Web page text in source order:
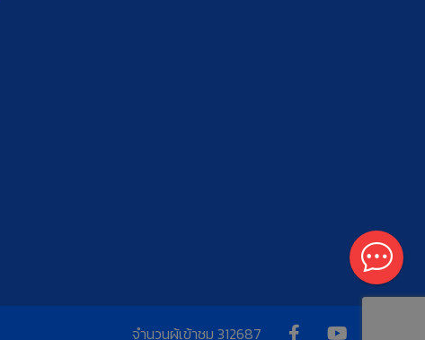
จำนวนผู้เข้าชม 312687